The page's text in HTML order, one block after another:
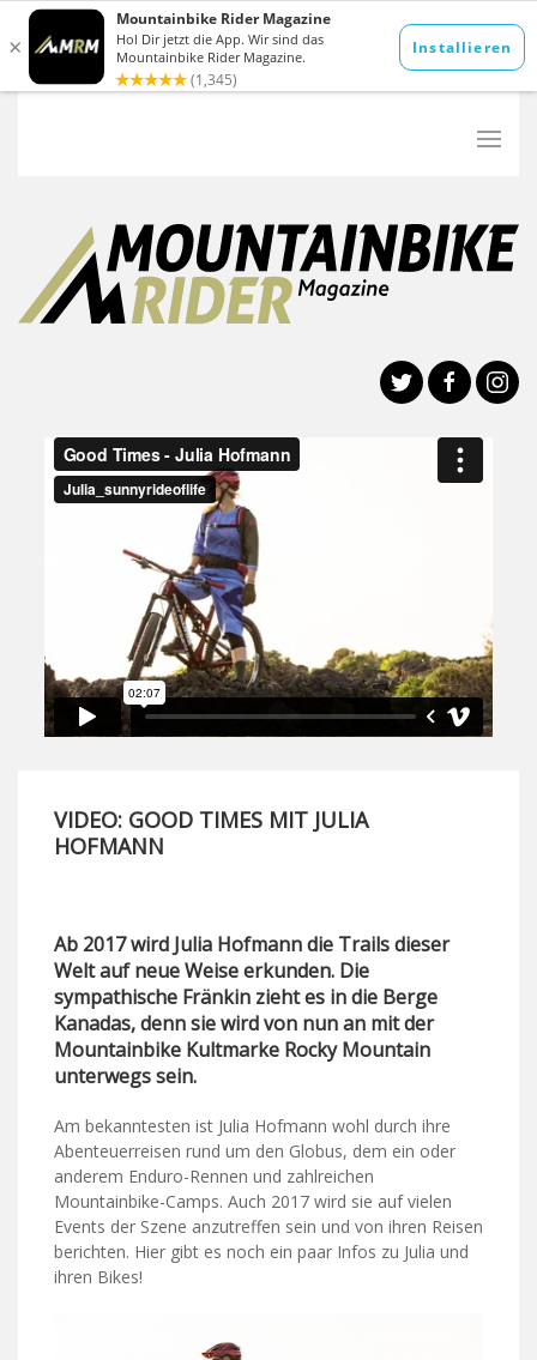
VIDEO: GOOD TIMES MIT JULIA
HOFMANN
Ab 2017 wird Julia Hofmann die Trails dieser
Welt auf neue Weise erkunden. Die
sympathische Fränkin zieht es in die Berge
Kanadas, denn sie wird von nun an mit der
Mountainbike Kultmarke Rocky Mountain
unterwegs sein.
Am bekanntesten ist Julia Hofmann wohl durch ihre
Abenteuerreisen rund um den Globus, dem ein oder
anderem Enduro-Rennen und zahlreichen
Mountainbike-Camps. Auch 2017 wird sie auf vielen
Events der Szene anzutreffen sein und von ihren Reisen
berichten. Hier gibt es noch ein paar Infos zu Julia und
ihren Bikes!